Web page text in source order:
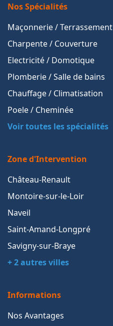
Nos Spécialités
Maçonnerie / Terrassement
Charpente / Couverture
Electricité / Domotique
Plomberie / Salle de bains
Chauffage / Climatisation
Poele / Cheminée
Voir toutes les spécialités
Zone d'Intervention
Château-Renault
Montoire-sur-le-Loir
Naveil
Saint-Amand-Longpré
Savigny-sur-Braye
+ 2 autres villes
Informations
Nos Avantages